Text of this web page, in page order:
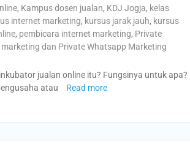
, Kampus dosen jualan, KDJ Jogja, kelas
internet marketing, kursus jarak jauh, kursus
, pembicara internet marketing, Private
dan Private Whatsapp Marketing
jualan online itu? Fungsinya untuk apa?
atau
Read more